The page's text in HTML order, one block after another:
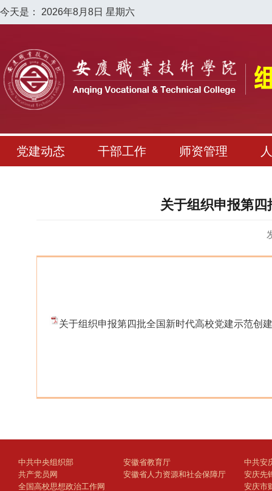
今天是： 2026年8月8日 星期六
党建动态 干部工作 师资管理
关于组织申报第
关于组织申报第四批全国新时代高校党建示范创
中共中央组织部
共产党员网
全国高校思想政治工作网
安徽省教育厅
安徽省人力资源和社会保障厅
中共安
安庆先
安庆市